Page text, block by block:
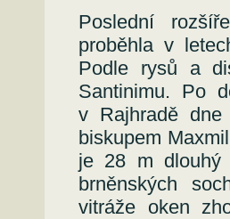
Poslední
proběhla v
Podle rysů a
Santinimu. Po
v Rajhradě dne
biskupem
je 28 m dlouhý
brněnských
vitráže oken